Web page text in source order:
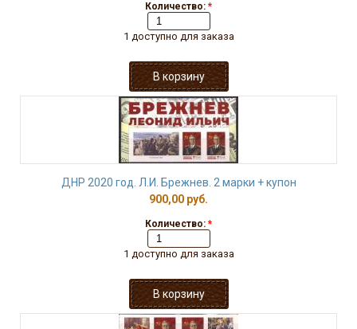
Количество: *
1 доступно для заказа
ДНР 2020 год. Л.И. Брежнев. 2 марки + купон
900,00 руб.
Количество: *
1 доступно для заказа